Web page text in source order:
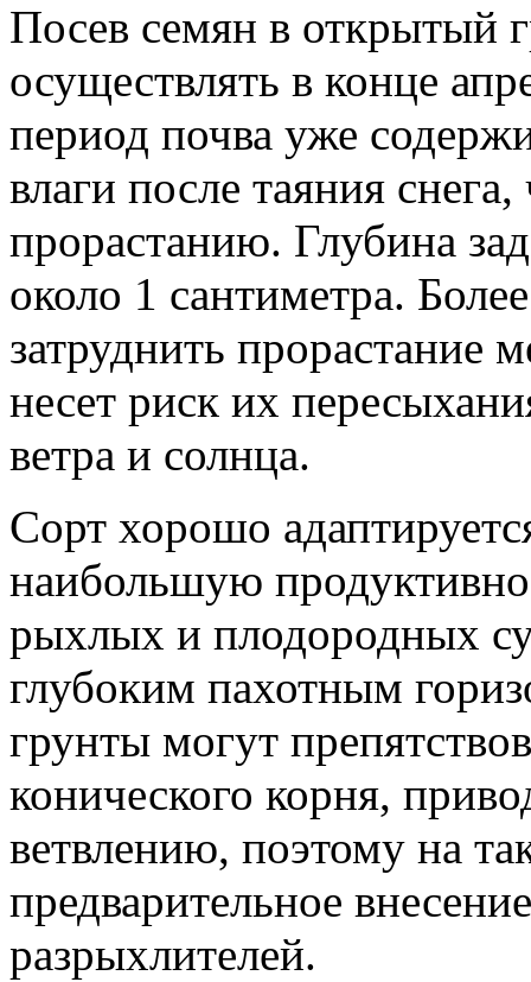
Посев семян в открытый
осуществлять в конце
период почва уже
влаги после таяния
прорастанию. Глубина
около 1 сантиметра.
затруднить прорастание
несет риск их
ветра и солнца.
Сорт хорошо
наибольшую
рыхлых и плодородных
глубоким пахотным
грунты могут
конического корня,
ветвлению, поэтому на
предварительное
разрыхлителей.